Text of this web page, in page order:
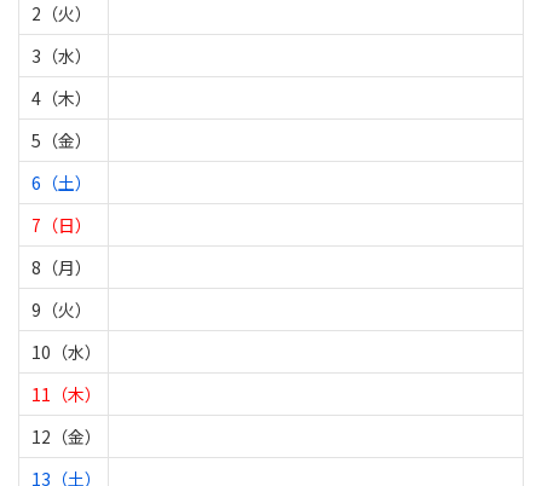
2（火）
3（水）
4（木）
5（金）
6（土）
7（日）
8（月）
9（火）
10（水）
11（木）
12（金）
13（土）